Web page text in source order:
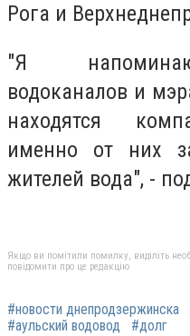
Рога и
"Я
водоканалов и
находятся
именно от них
жителей вода", -
Якщо ви помітили помилку, виділіть
повідомити про це редакцію
#новости днепродзержинска
#аульский водовод
#долг